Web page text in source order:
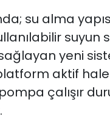
su alma
suyun
yeni
platform aktif
çalışır